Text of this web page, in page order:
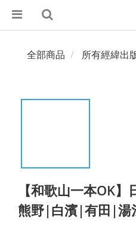
全部商品 所有經緯出
【和歌山一本OK
熊野|白濱|有田|湯